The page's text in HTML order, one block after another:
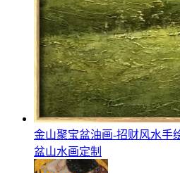
金山聚宝盆油画-招财风水手
盆山水画定制